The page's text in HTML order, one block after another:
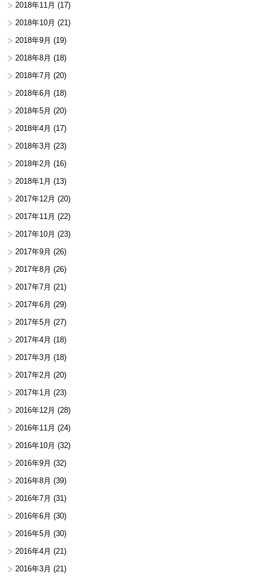
2018年11月 (17)
2018年10月 (21)
2018年9月 (19)
2018年8月 (18)
2018年7月 (20)
2018年6月 (18)
2018年5月 (20)
2018年4月 (17)
2018年3月 (23)
2018年2月 (16)
2018年1月 (13)
2017年12月 (20)
2017年11月 (22)
2017年10月 (23)
2017年9月 (26)
2017年8月 (26)
2017年7月 (21)
2017年6月 (29)
2017年5月 (27)
2017年4月 (18)
2017年3月 (18)
2017年2月 (20)
2017年1月 (23)
2016年12月 (28)
2016年11月 (24)
2016年10月 (32)
2016年9月 (32)
2016年8月 (39)
2016年7月 (31)
2016年6月 (30)
2016年5月 (30)
2016年4月 (21)
2016年3月 (21)